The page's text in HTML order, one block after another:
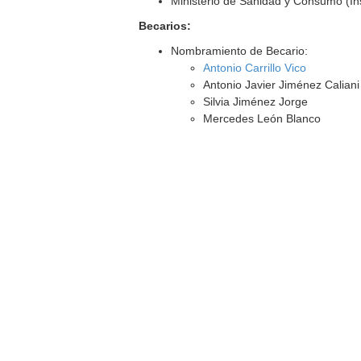
Becarios:
Nombramiento de Becario:
Antonio Carrillo Vico
Antonio Javier Jiménez Caliani
Silvia Jiménez Jorge
Mercedes León Blanco